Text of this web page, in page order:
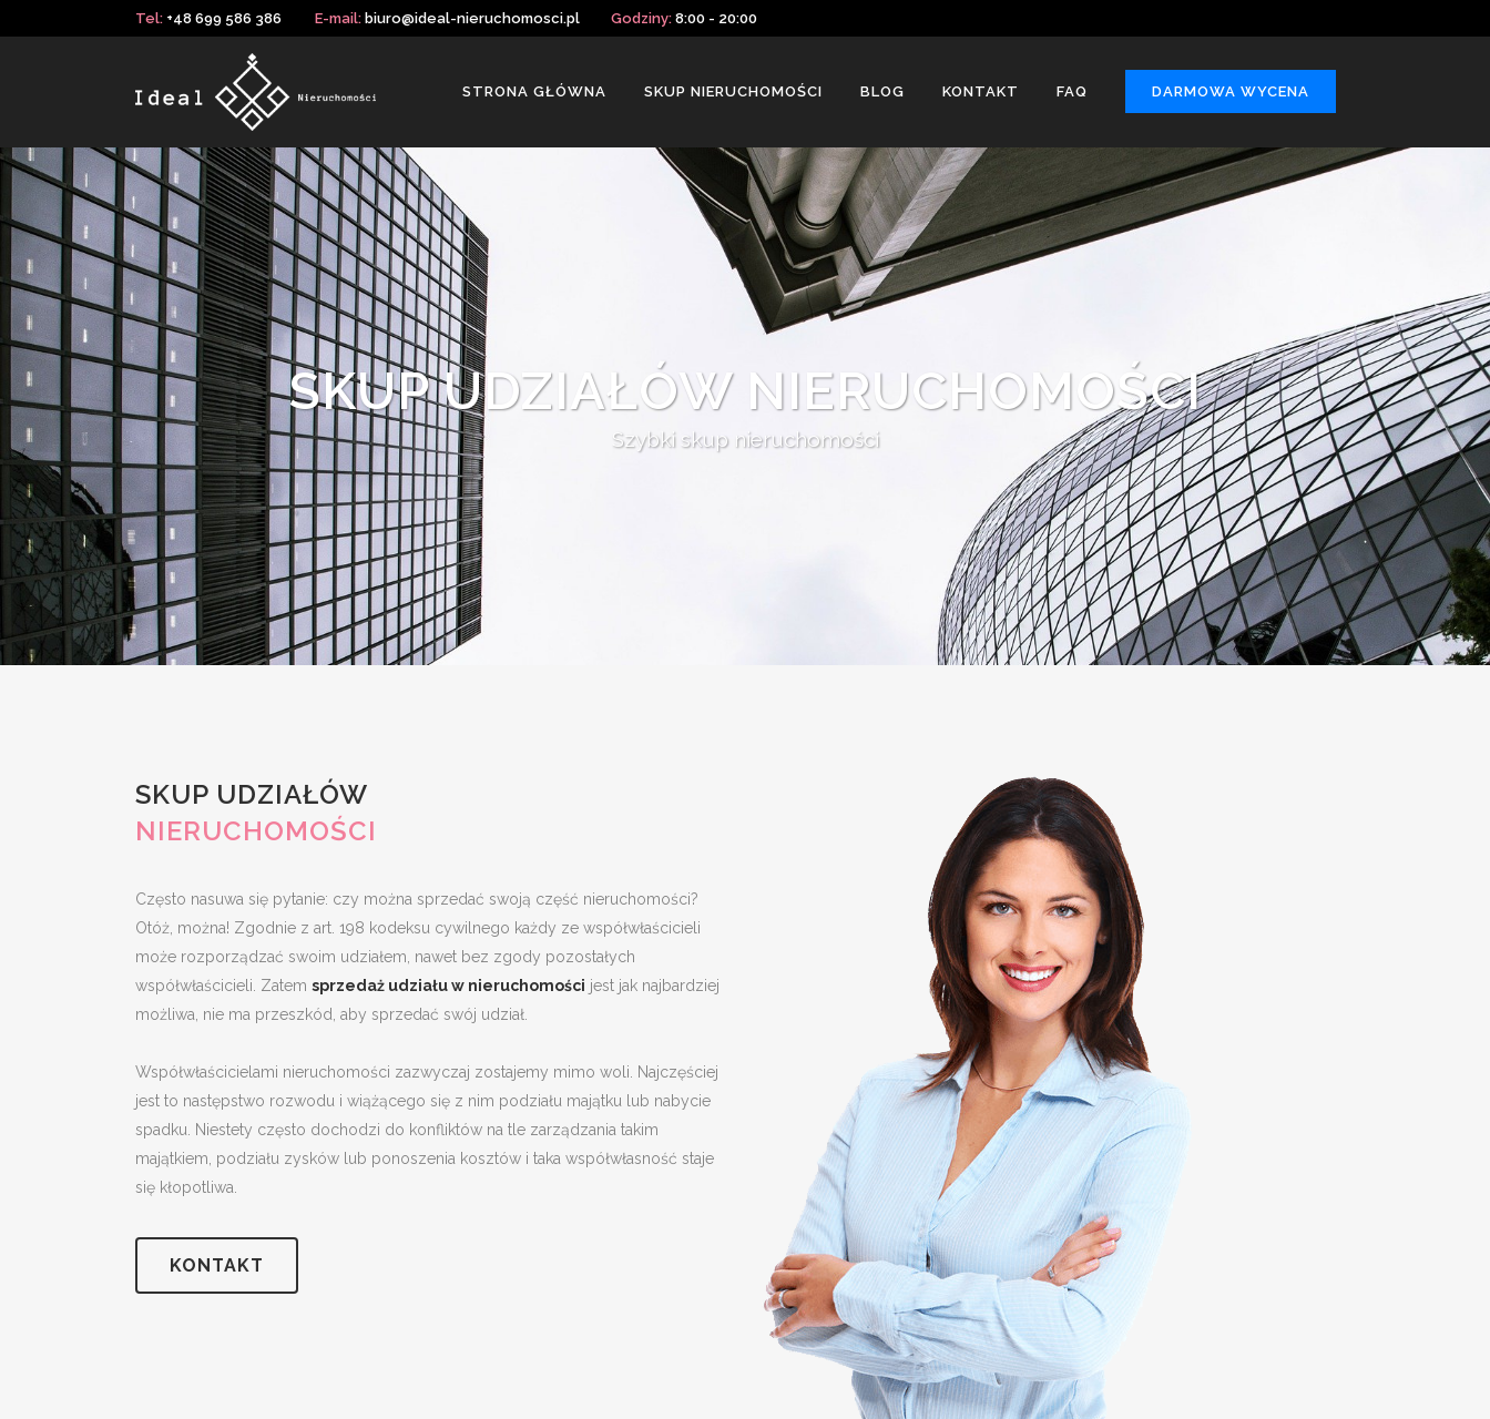
Tel: +48 699 586 386 E-mail: biuro@ideal-nieruchomosci.pl Godziny: 8:00 - 20:00
STRONA GŁÓWNA SKUP NIERUCHOMOŚCI BLOG KONTAKT FAQ DARMOWA WYCENA
SKUP UDZIAŁÓW NIERUCHOMOŚCI
Szybki skup nieruchomości
SKUP UDZIAŁÓW
NIERUCHOMOŚCI
Często nasuwa się pytanie: czy można sprzedać swoją część nieruchomości?
Otóż, można! Zgodnie z art. 198 kodeksu cywilnego każdy ze współwłaścicieli
może rozporządzać swoim udziałem, nawet bez zgody pozostałych
współwłaścicieli. Zatem sprzedaż udziału w nieruchomości jest jak najbardziej
możliwa, nie ma przeszkód, aby sprzedać swój udział.
Współwłaścicielami nieruchomości zazwyczaj zostajemy mimo woli. Najczęściej
jest to następstwo rozwodu i wiążącego się z nim podziału majątku lub nabycie
spadku. Niestety często dochodzi do konfliktów na tle zarządzania takim
majątkiem, podziału zysków lub ponoszenia kosztów i taka współwłasność staje
się kłopotliwa.
KONTAKT